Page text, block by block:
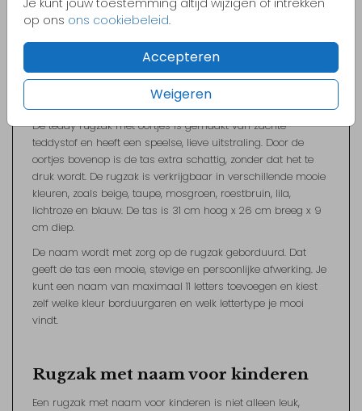
Je kunt jouw toestemming altijd wijzigen of intrekken
op ons ons cookiebeleid.
Accepteren
Weigeren
het borduurgaren. Zo maak je van een gewone kinderrugzak
een unieke rugtas met naam die helemaal past bij jouw
kindje.
Teddy rugzak met oortjes
De teddy rugzak met oortjes is gemaakt van zachte
teddystof en heeft een speelse, lieve uitstraling. Door de
oortjes bovenop is de tas extra schattig, zonder dat het te
druk wordt. De rugzak is verkrijgbaar in verschillende mooie
kleuren, zoals beige, taupe, mosgroen, roestbruin, lila,
lichtroze en blauw. De tas is 31 cm hoog x 26 cm breeg x 9
cm diep.
De naam wordt met zorg op de rugzak geborduurd. Dat
geeft de tas een mooie, stevige en persoonlijke afwerking. Je
kunt een naam van maximaal 11 letters toevoegen en kiest
zelf welke kleur borduurgaren en welk lettertype je mooi
vindt.
Rugzak met naam voor kinderen
Een rugzak met naam voor kinderen is niet alleen leuk,